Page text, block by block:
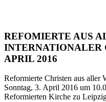
REFOMIERTE AUS
INTERNATIONALER
APRIL 2016
Reformierte Christen aus aller
Sonntag, 3. April 2016 um
Reformierten Kirche zu